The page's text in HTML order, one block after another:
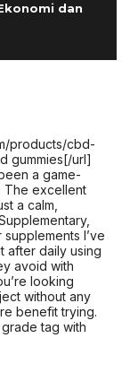
dan
products/cbd-
gummies[/url]
a game-
The excellent
a calm,
I’ve
after daily using
avoid with
looking
without any
benefit trying.
tag with